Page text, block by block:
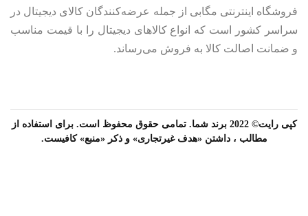
فروشگاه اینترنتی مگابی از جمله عرضه‌کنندگان کالای دیجیتال در
سراسر کشور است که انواع کالاهای دیجیتال را با قیمت مناسب
و ضمانت اصالت کالا به فروش می‌رساند.
کپی رایت© 2022 برند شما. تمامی حقوق محفوظ است. برای استفاده از
مطالب ، داشتن «هدف غیرتجاری» و ذکر «منبع» کافیست.